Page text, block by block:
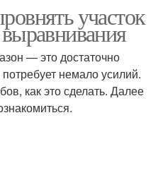
участок
— это достаточно
немало усилий.
как это сделать. Далее